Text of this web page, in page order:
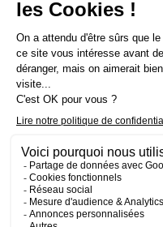
Fait avec 💛 par l’agence
Politique de confidentialité